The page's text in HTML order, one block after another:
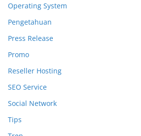
Operating System
Pengetahuan
Press Release
Promo
Reseller Hosting
SEO Service
Social Network
Tips